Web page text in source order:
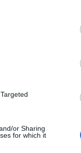
or Sharing
for which it
Μαστού
συνέδριο